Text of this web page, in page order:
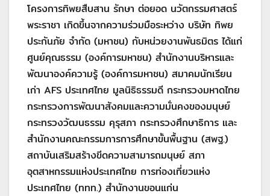
โครงการทิพยสืบสาน รักษา ต่อยอด นวัตกรรมศาสตร์
พระราชา เกิดขึ้นจากความร่วมมือระหว่าง บริษัท ทิพย
ประกันภัย จำกัด (มหาชน) กับหน่วยงานพันธมิตร ได้แก่
ศูนย์คุณธรรม (องค์การมหาชน) สำนักงานบริหารและ
พัฒนาองค์ความรู้ (องค์การมหาชน) สมาคมนักเรียน
เก่า AFS ประเทศไทย มูลนิธิธรรมดี กระทรวงมหาดไทย
กระทรวงการพัฒนาสังคมและความมั่นคงของมนุษย์
กระทรวงวัฒนธรรม คุรุสภา กระทรวงศึกษาธิการ และ
สำนักงานคณะกรรมการการศึกษาขั้นพื้นฐาน (สพฐ.)
สถาบันเสริมสร้างขีดความสามารถมนุษย์ สภา
อุตสาหกรรมแห่งประเทศไทย การท่องเที่ยวแห่ง
ประเทศไทย (ททท.) สำนักงานขอนแก่น